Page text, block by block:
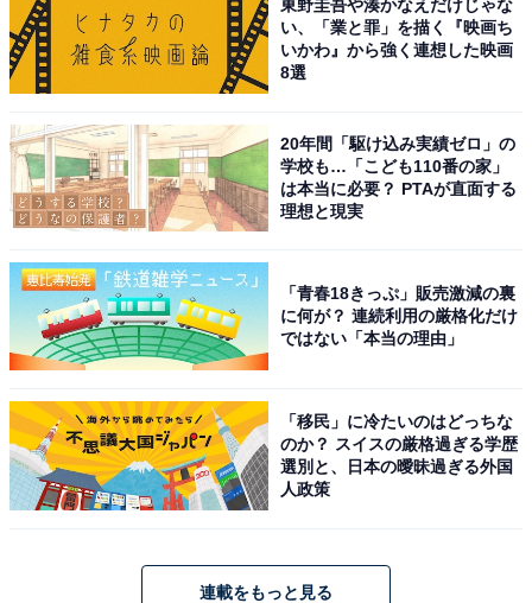
度ギャランティ（買い取り保証）をして仕入れる場合が
多く、旅行会社はホテルに先に代金を支払います。その
ため、航空座席を仕入れられなかったりして、計画して
いた数が売れないとホテルに支払ってしまった分だけ旅
行会社が損をして赤字になってしまうことも往々にして
あるのです。
取消は旅行会社にもリスク…「逆ザヤ」の場合も
また、利用者の取消も旅行会社にとっては痛いケースと
海外の旅行会社の場合、予約した時点で100％かかるの
が主流です。しかし、日本の標準旅行業約款の場合、出
発直前に取り消しても50％。3日前の取消なら20％で済
消料を収受したからといって旅行会社の儲けにはならな
東野圭吾や湊かなえだけじゃな
い、「業と罪」を描く『映画ち
いかわ』から強く連想した映画
8選
20年間「駆け込み実績ゼロ」の
学校も…「こども110番の家」
は本当に必要？ PTAが直面する
理想と現実
「青春18きっぷ」販売激減の裏
に何が？ 連続利用の厳格化だけ
ではない「本当の理由」
「移民」に冷たいのはどっちな
のか？ スイスの厳格過ぎる学歴
選別と、日本の曖昧過ぎる外国
人政策
連載をもっと見る